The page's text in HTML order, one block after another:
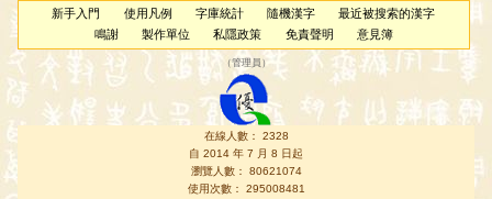
新手入門 使用凡例 字庫統計 隨機漢字
最近被搜索的漢字
鳴謝
製作單位 私隱政策 免責聲明 意見簿
（管理員 ）
在線人數： 2328
自 2014 年 7 月 8 日起
瀏覽人數： 80621074
使用次數： 295008481